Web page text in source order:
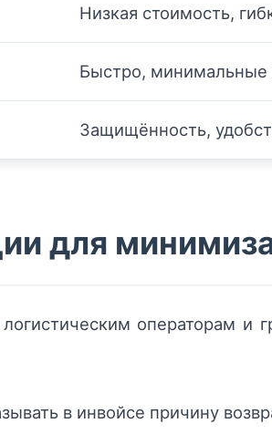
Низкая стоимость,
Быстро, минимальные
Защищённость,
для
операторам и
в инвойсе причину